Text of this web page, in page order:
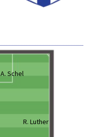
A. Schel
R. Luther